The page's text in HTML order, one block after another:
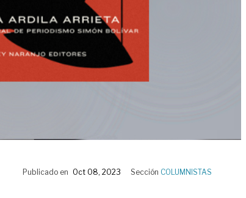
Publicado en Oct 08, 2023 Sección COLUMNISTAS